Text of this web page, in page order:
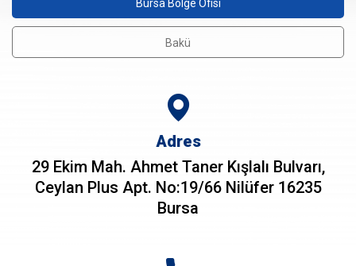
Bursa Bölge Ofisi
Bakü
Adres
29 Ekim Mah. Ahmet Taner Kışlalı Bulvarı,
Ceylan Plus Apt. No:19/66 Nilüfer 16235
Bursa